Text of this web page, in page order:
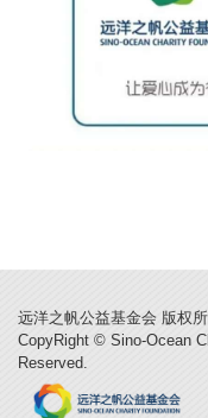
远洋之帆公益基金会 版权
CopyRight © Sino-Ocean
Reserved.